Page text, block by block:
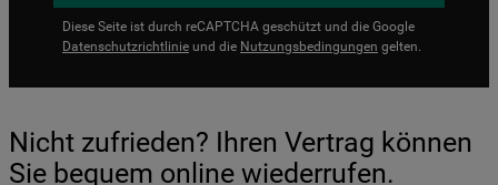
Diese Seite ist durch reCAPTCHA geschützt und die Google
Datenschutzrichtlinie und die Nutzungsbedingungen gelten.
Nicht zufrieden? Ihren Vertrag können
Sie bequem online wiederrufen.